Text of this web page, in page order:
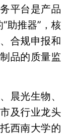
平台是产品
助推器”，核
合规申报和
品的质量监
晨光生物、
及行业龙头
西南大学的